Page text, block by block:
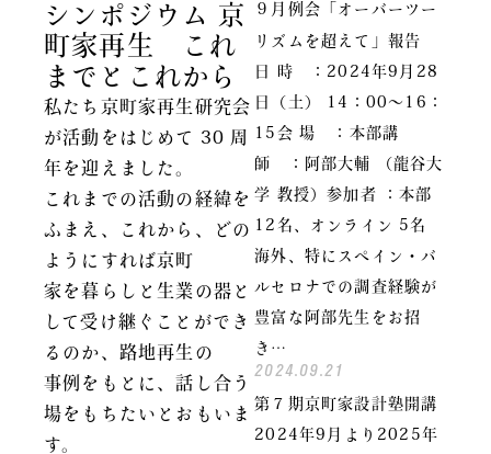
シンポジウム 京
町家再生 これ
までとこれから
私たち京町家再生研究会
が活動をはじめて 30 周
年を迎えました。
これまでの活動の経緯を
ふまえ、これから、どの
ようにすれば京町
家を暮らしと生業の器と
して受け継ぐことができ
るのか、路地再生の
事例をもとに、話し合う
場をもちたいとおもいま
す。
９月例会「オーバーツー
リズムを超えて」報告
日 時 ：2024年9月28
日（土） 14：00～16：
15会 場 ：本部講
師 ：阿部大輔 （龍谷大
学 教授）参加者 ：本部
12名、オンライン 5名
海外、特にスペイン・バ
ルセロナでの調査経験が
豊富な阿部先生をお招
き…
2024.09.21
第７期京町家設計塾開講
2024年9月より2025年